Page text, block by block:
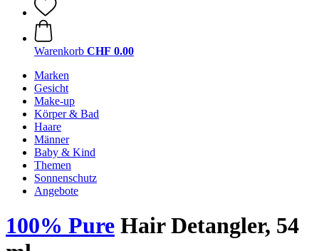
Warenkorb CHF 0.00
Marken
Gesicht
Make-up
Körper & Bad
Haare
Männer
Baby & Kind
Themen
Sonnenschutz
Angebote
100% Pure Hair Detangler, 54